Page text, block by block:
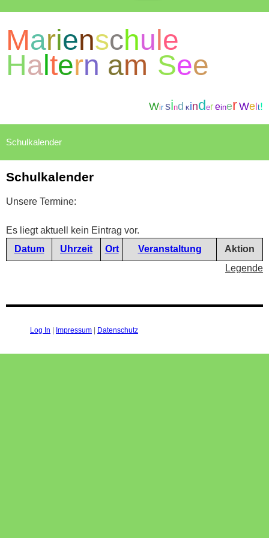
Marienschule
Haltern am See
Wir sind KindereinerWe t!
Schulkalender
Unsere Termine:
Es liegt aktuell kein Eintrag vor.
Datum
Uhrzeit Ort Veranstaltung
Aktion
Legende
Log In Impressum Datenschutz